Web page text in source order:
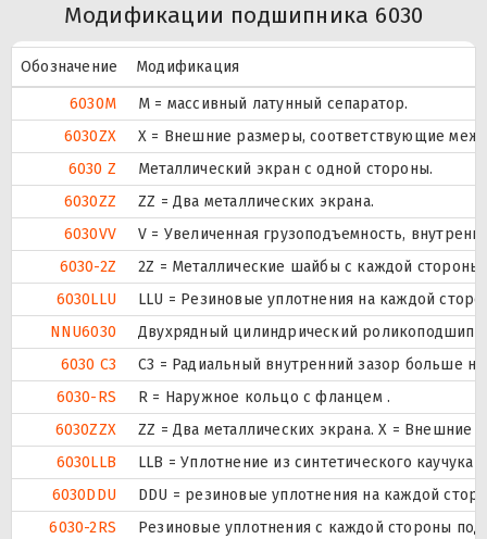
Модификации подшипника 6030
Обозначение
Модификация
6030M
M = массивный латунный сепаратор.
6030ZX
X = Внешние размеры, соответствующие
6030 Z
Металлический экран с одной стороны.
6030ZZ
ZZ = Два металлических экрана.
6030VV
V = Увеличенная грузоподъемность,
6030-2Z
2Z = Металлические шайбы с каждой
6030LLU
LLU = Резиновые уплотнения на каждой
NNU6030
Двухрядный цилиндрический
6030 C3
C3 = Радиальный внутренний зазор больше
6030-RS
R = Наружное кольцо с фланцем .
6030ZZX
ZZ = Два металлических экрана. X =
6030LLB
LLB = Уплотнение из синтетического каучука
6030DDU
DDU = резиновые уплотнения на каждой
6030-2RS
Резиновые уплотнения с каждой стороны